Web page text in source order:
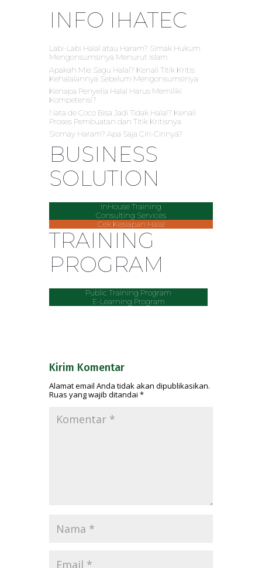
INFO IHATEC
Labi-Labi Halal atau Haram? Simak Hukum
Mengonsumsinya Menurut Islam
Apakah Mie Sagu Halal? Kenali Titik Kritis
Kehalalannya Sebelum Mengonsumsinya
Kenapa Penyelia Halal Harus Memiliki
Kompetensi?
Nata de Coco Bisa Jadi Tidak Halal? Kenali
Proses Pembuatan dan Titik Kritisnya
Siomay Haram? Apa Saja Ciri-Cirinya?
BUSINESS
SOLUTION
InHouse Training
Consulting Services
Cek Kesiapan Halal
TRAINING
PROGRAM
Public Training Program
E-Learning Program
Kirim Komentar
Alamat email Anda tidak akan dipublikasikan.
Ruas yang wajib ditandai *